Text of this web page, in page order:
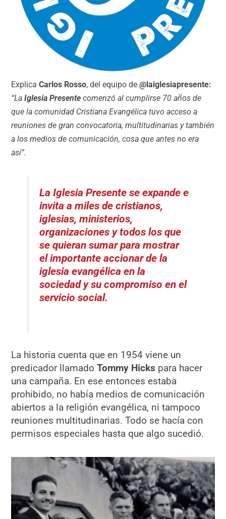
ExplicaCarlos Rosso, del equipo de@laiglesiapresente:
“LaIglesia Presente comenzó al cumplirse 70 años de
que la comunidad Cristiana Evangélica tuvo acceso a
reuniones de gran convocatoria, multitudinarias y también
a los medios de comunicación, cosa que antes no era
así”.
La Iglesia Presente se expande e
invita a miles de cristianos,
iglesias, ministerios,
organizaciones y todos los que
se quieran sumar para mostrar
el importante accionar de la
iglesia evangélica en la
sociedad y su compromiso en el
servicio social.
La historia cuenta que en 1954 viene un
predicador llamadoTommy Hicks para hacer
una campaña. En ese entonces estaba
prohibido, no había medios de comunicación
abiertos a la religión evangélica, ni tampoco
reuniones multitudinarias. Todo se hacía con
permisos especiales hasta que algo sucedió.